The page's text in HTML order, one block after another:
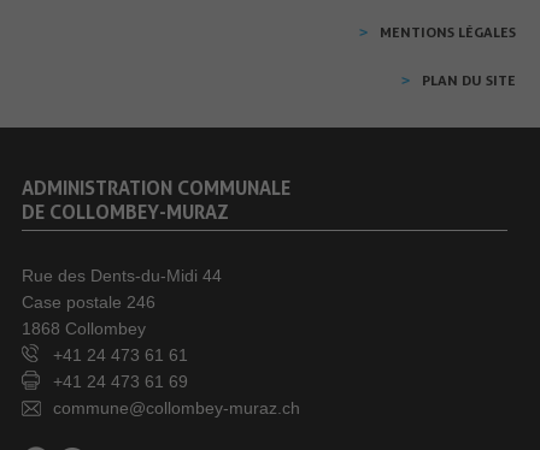
MENTIONS LÉGALES
PLAN DU SITE
ADMINISTRATION COMMUNALE
DE COLLOMBEY-MURAZ
Rue des Dents-du-Midi 44
Case postale 246
1868 Collombey
+41 24 473 61 61
+41 24 473 61 69
commune@collombey-muraz.ch